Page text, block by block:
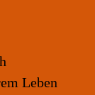
Leben